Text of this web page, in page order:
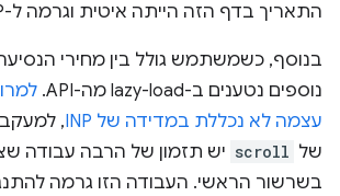
התאריך בדף הזה הייתה איטית וגרמה ל-INP נמוך.
בנוסף, כשמשתמש גולל בין מחירי
נוספים נטענים ב-lazy-load מה-API.
עצמה לא נכללת במדידה של INP
,
של scroll יש תזמון של הרבה עבודה
בשרשור הראשי. העבודה הזו גרמה